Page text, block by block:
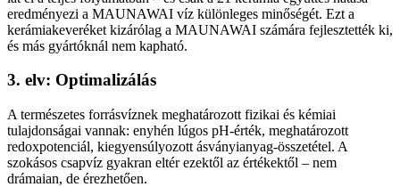
eredményezi a MAUNAWAI víz különleges minőségét. Ezt a
kerámiakeveréket kizárólag a MAUNAWAI számára fejlesztették ki,
és más gyártóknál nem kapható.
3. elv: Optimalizálás
A természetes forrásvíznek meghatározott fizikai és kémiai
tulajdonságai vannak: enyhén lúgos pH-érték, meghatározott
redoxpotenciál, kiegyensúlyozott ásványianyag-összetétel. A
szokásos csapvíz gyakran eltér ezektől az értékektől – nem
drámaian, de érezhetően.